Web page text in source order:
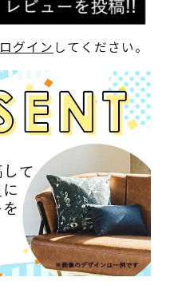
ログイン してください。